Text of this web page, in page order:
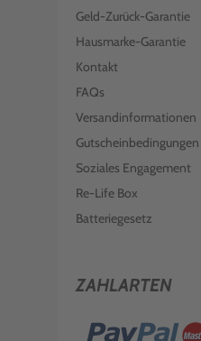
Geld-Zurück-Garantie
Hausmarke-Garantie
Kontakt
FAQs
Versandinformationen
Gutscheinbedingungen
Soziales Engagement
Re-Life Box
Batteriegesetz
ZAHLARTEN